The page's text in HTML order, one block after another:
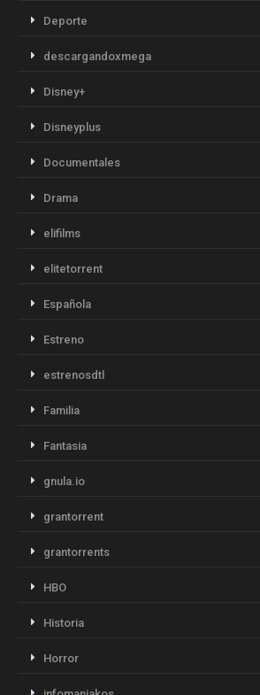
Deporte
descargandoxmega
Disney+
Disneyplus
Documentales
Drama
elifilms
elitetorrent
Española
Estreno
estrenosdtl
Familia
Fantasia
gnula.io
grantorrent
grantorrents
HBO
Historia
Horror